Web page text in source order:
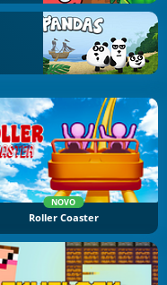
NOVO
Roller Coaster